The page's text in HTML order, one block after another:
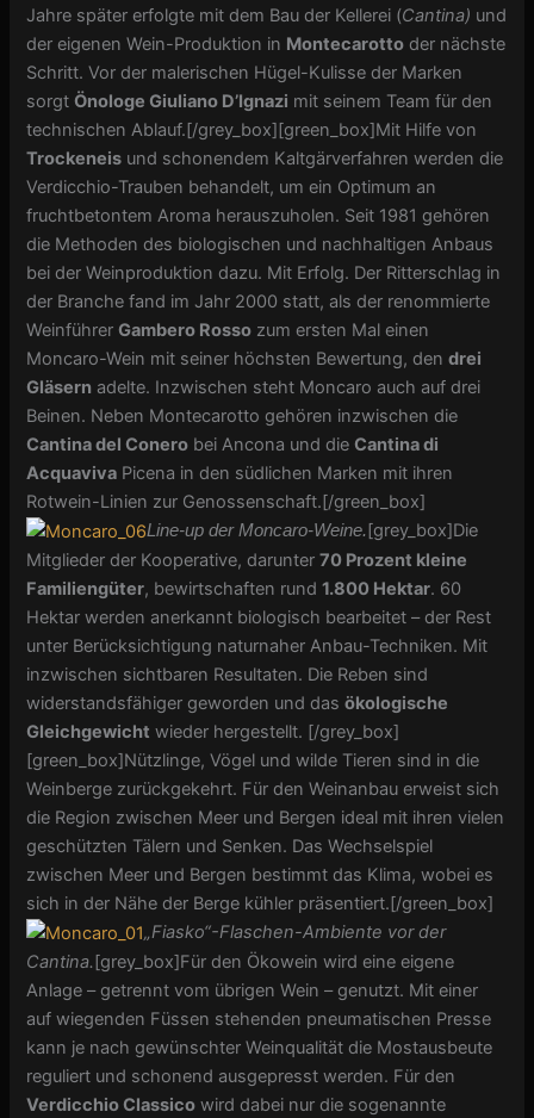
Jahre später erfolgte mit dem Bau der Kellerei (Cantina) und
der eigenen Wein-Produktion in Montecarotto der nächste
Schritt. Vor der malerischen Hügel-Kulisse der Marken
sorgtÖnologe Giuliano D’Ignazi mit seinem Team für den
technischen Ablauf.[/grey_box][green_box]Mit Hilfe von
Trockeneis und schonendem Kaltgärverfahren werden die
Verdicchio-Trauben behandelt, um ein Optimum an
fruchtbetontem Aroma herauszuholen. Seit 1981 gehören
die Methoden des biologischen und nachhaltigen Anbaus
bei der Weinproduktion dazu. Mit Erfolg. Der Ritterschlag in
der Branche fand im Jahr 2000 statt, als der renommierte
WeinführerGambero Rosso zum ersten Mal einen
Moncaro-Wein mit seiner höchsten Bewertung, dendrei
Gläsern adelte. Inzwischen steht Moncaro auch auf drei
Beinen. Neben Montecarotto gehören inzwischen die
Cantina del Conero bei Ancona und dieCantina di
Acquaviva Picena in den südlichen Marken mit ihren
Rotwein-Linien zur Genossenschaft.[/green_box]
Line-up der Moncaro-Weine.[grey_box]Die
Mitglieder der Kooperative, darunter70 Prozent kleine
Familiengüter, bewirtschaften rund1.800 Hektar. 60
Hektar werden anerkannt biologisch bearbeitet – der Rest
unter Berücksichtigung naturnaher Anbau-Techniken. Mit
inzwischen sichtbaren Resultaten. Die Reben sind
widerstandsfähiger geworden und dasökologische
Gleichgewicht wieder hergestellt. [/grey_box]
[green_box]Nützlinge, Vögel und wilde Tieren sind in die
Weinberge zurückgekehrt. Für den Weinanbau erweist sich
die Region zwischen Meer und Bergen ideal mit ihren vielen
geschützten Tälern und Senken. Das Wechselspiel
zwischen Meer und Bergen bestimmt das Klima, wobei es
sich in der Nähe der Berge kühler präsentiert.[/green_box]
„Fiasko“-Flaschen-Ambiente vor der
Cantina.[grey_box]Für den Ökowein wird eine eigene
Anlage – getrennt vom übrigen Wein – genutzt. Mit einer
auf wiegenden Füssen stehenden pneumatischen Presse
kann je nach gewünschter Weinqualität die Mostausbeute
reguliert und schonend ausgepresst werden. Für den
Verdicchio Classico wird dabei nur die sogenannte